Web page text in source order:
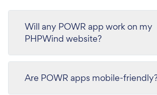
Will any POWR app work on my
PHPWind website?
Are POWR apps mobile-